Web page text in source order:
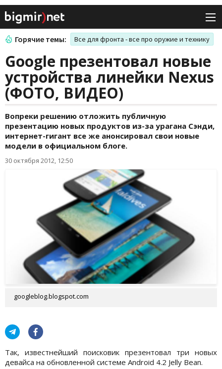
Горячие темы: Все для фронта - все про оружие и технику
Google презентовал новые
устройства линейки Nexus
(ФОТО, ВИДЕО)
Вопреки решению отложить публичную
презентацию новых продуктов из-за урагана Сэнди,
интернет-гигант все же анонсировал свои новые
модели в официальном блоге.
30 октября 2012, 12:50
googleblog.blogspot.com
Так, известнейший поисковик презентовал три новых
девайса на обновленной системе Android 4.2 Jelly Bean.